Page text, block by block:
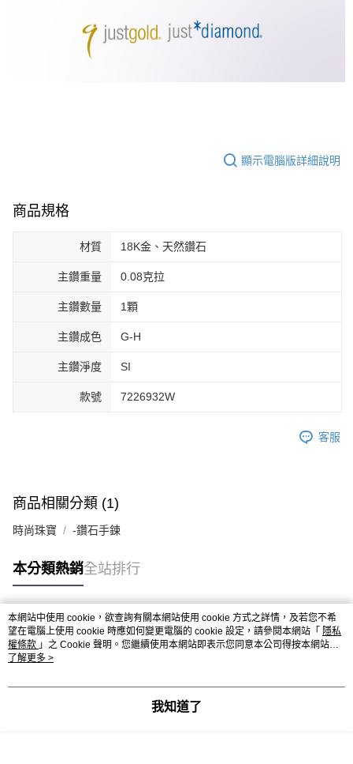
顯示電腦版詳細說明
商品規格
材質 18K金、天然鑽石
主鑽重量 0.08克拉
主鑽數量 1顆
主鑽成色 G-H
主鑽淨度 SI
款號 7226932W
客服
商品相關分類 (1)
時尚珠寶 -鑽石手鍊
本分類熱銷全站排行
熱門標籤
本網站中使用 cookie，欲查詢有關本網站使用 cookie 方式之詳情，及若您不希
望在電腦上使用 cookie 時應如何變更電腦的 cookie 設定，請參閱本網站「 隱私
權條款 」之 Cookie 聲明。您繼續使用本網站即表示您同意本公司得按本網站使
用條款之 Cookie 聲明使用 cookie。
了解更多 >
我知道了